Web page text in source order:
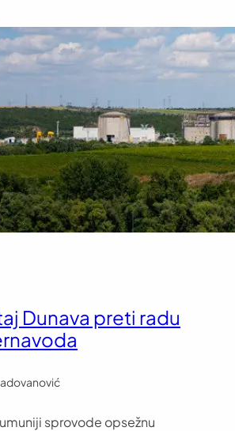
Dunava preti radu
sprovode opsežnu